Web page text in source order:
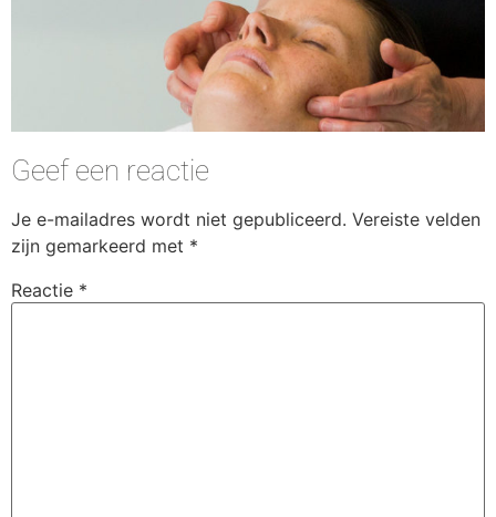
Geef een reactie
Je e-mailadres wordt niet gepubliceerd. Vereiste velden
zijn gemarkeerd met *
Reactie *